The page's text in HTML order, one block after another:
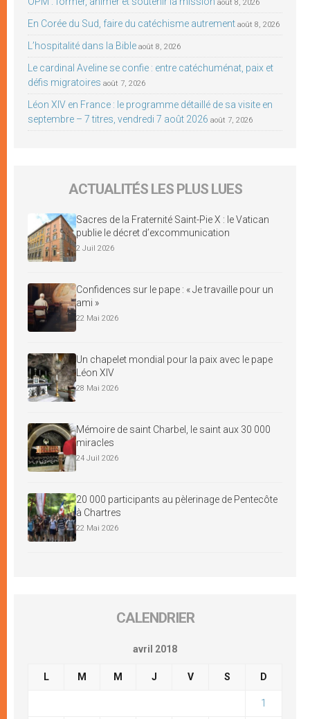
août 8, 2026
En Corée du Sud, faire du catéchisme autrement août 8, 2026
L’hospitalité dans la Bible août 8, 2026
Le cardinal Aveline se confie : entre catéchuménat, paix et
défis migratoires août 7, 2026
Léon XIV en France : le programme détaillé de sa visite en
septembre – 7 titres, vendredi 7 août 2026 août 7, 2026
ACTUALITÉS LES PLUS LUES
Sacres de la Fraternité Saint-Pie X : le Vatican
publie le décret d’excommunication
2 Juil 2026
Confidences sur le pape : « Je travaille pour un
ami »
22 Mai 2026
Un chapelet mondial pour la paix avec le pape
Léon XIV
28 Mai 2026
Mémoire de saint Charbel, le saint aux 30 000
miracles
24 Juil 2026
20 000 participants au pèlerinage de Pentecôte
à Chartres
22 Mai 2026
CALENDRIER
avril 2018
L M M J V S D
1